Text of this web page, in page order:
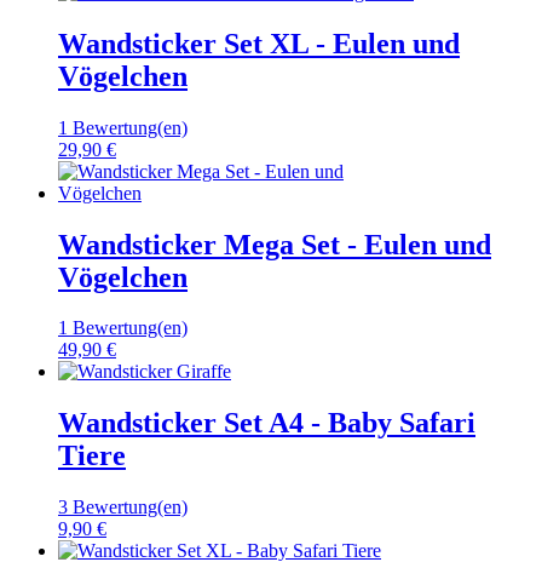
Wandsticker Set XL - Eulen und
Vögelchen
1 Bewertung(en)
29,90 €
Wandsticker Mega Set - Eulen und
Vögelchen
1 Bewertung(en)
49,90 €
Wandsticker Set A4 - Baby Safari
Tiere
3 Bewertung(en)
9,90 €